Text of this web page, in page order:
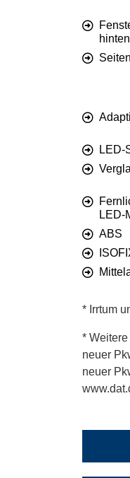
hinten
LED-
LED-
ABS
* Irrtum
*
neuer
neuer